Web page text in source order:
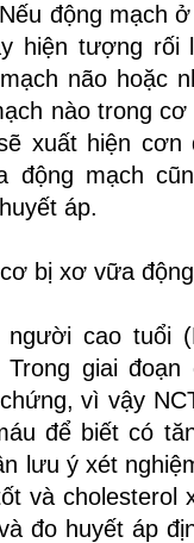
động mạch
hiện tượng rối
não hoặc
nào trong
xuất hiện
động mạch
áp.
bị xơ vữa
cao tuổi
giai
vì vậy
để biết có
lưu ý xét
và cholesterol
đo huyết áp